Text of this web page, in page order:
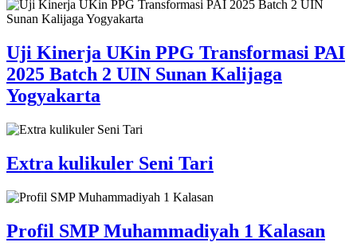
Uji Kinerja UKin PPG Transformasi PAI
2025 Batch 2 UIN Sunan Kalijaga
Yogyakarta
Extra kulikuler Seni Tari
Profil SMP Muhammadiyah 1 Kalasan